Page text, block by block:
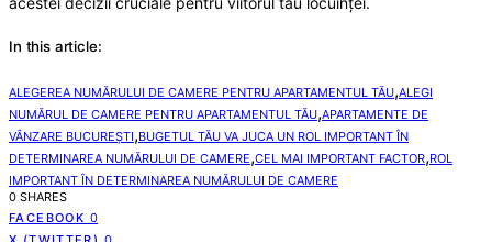
In this article:
ALEGEREA NUMĂRULUI DE CAMERE PENTRU APARTAMENTUL TĂU,ALEGI
NUMĂRUL DE CAMERE PENTRU APARTAMENTUL TĂU,APARTAMENTE DE
VÂNZARE BUCUREȘTI,BUGETUL TĂU VA JUCA UN ROL IMPORTANT ÎN
DETERMINAREA NUMĂRULUI DE CAMERE,CEL MAI IMPORTANT FACTOR,ROL
IMPORTANT ÎN DETERMINAREA NUMĂRULUI DE CAMERE
0 SHARES
FACEBOOK 0